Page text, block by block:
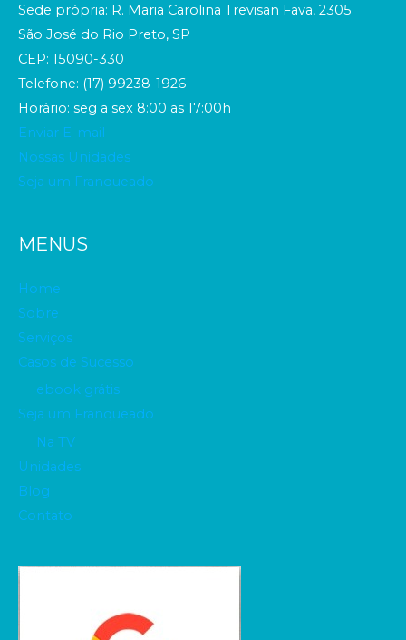
Sede própria: R. Maria Carolina Trevisan Fava, 2305
São José do Rio Preto, SP
CEP: 15090-330
Telefone: (17) 99238-1926
Horário: seg a sex 8:00 as 17:00h
Enviar E-mail
Nossas Unidades
Seja um Franqueado
MENUS
Home
Sobre
Serviços
Casos de Sucesso
ebook grátis
Seja um Franqueado
Na TV
Unidades
Blog
Contato